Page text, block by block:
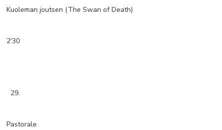
Kuoleman joutsen (The Swan of Death)
2'30
29.
Pastorale